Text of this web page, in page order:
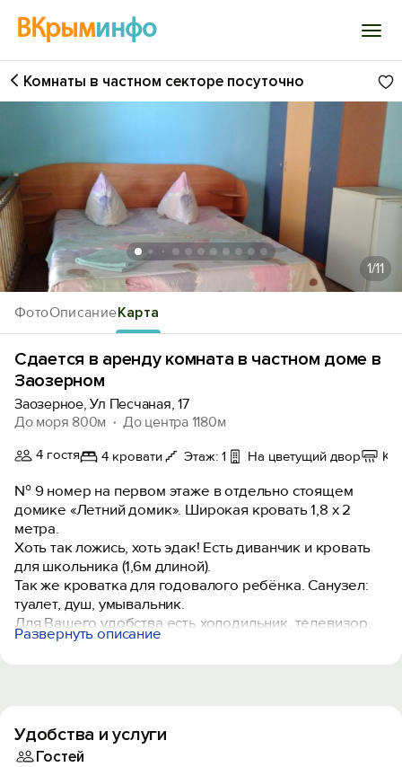
ВКрыминфо
Войти
История просмотра
Добавить свой объект
ФотоОписаниеКарта
Комнаты в частном секторе посуточно
1/11
Сдается в аренду комната в частном доме в
Заозерном
Заозерное, Ул Песчаная, 17
До моря 800м
До центра 1180м
4 гостя 4 кровати Этаж: 1 На цветущий двор
№ 9 номер на первом этаже в отдельно стоящем
домике «Летний домик». Широкая кровать 1,8 х 2
метра.
Хоть так ложись, хоть эдак! Есть диванчик и кровать
для школьника (1,6м длиной).
Так же кроватка для годовалого ребёнка. Санузел:
туалет, душ, умывальник.
Для Вашего удобства есть холодильник, телевизор,
кондиционер, чайник.
под виноградом. А виноград «Кеша», белый, вкусный,
для Вас посажено, дорогие наши гости.
Развернуть описание
Удобства и услуги
Гостей